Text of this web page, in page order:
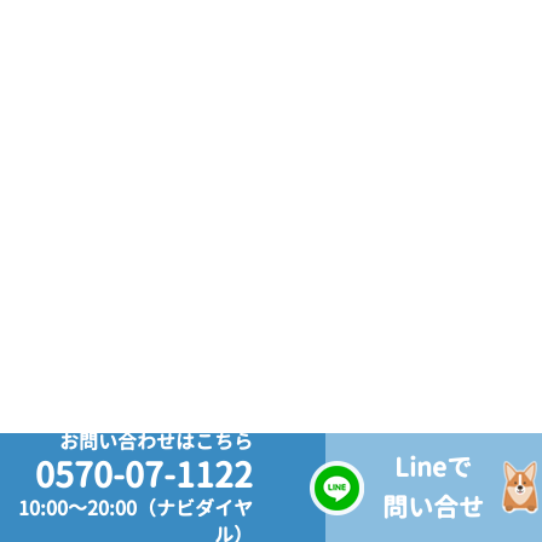
お問い合わせはこちら
0570-07-1122
10:00～20:00（ナビダイヤ
ル）
Lineで
問い合せ